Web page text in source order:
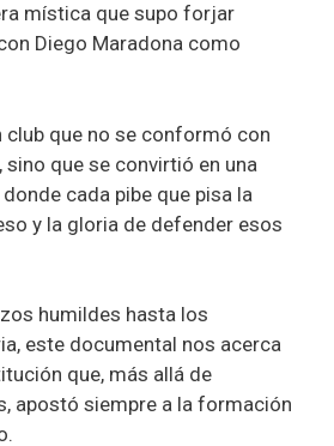
mística que supo forjar
Diego Maradona como
club que no se conformó con
sino que se convirtió en una
cada pibe que pisa la
y la gloria de defender esos
humildes hasta los
este documental nos acerca
que, más allá de
apostó siempre a la formación